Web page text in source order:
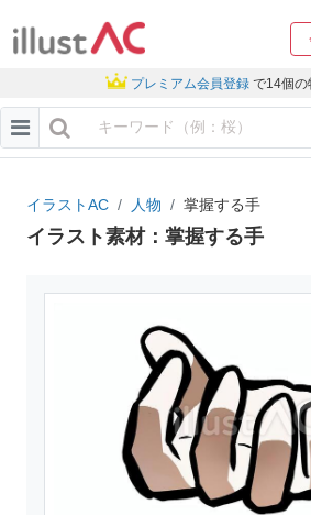
プレミアム会員登録 で14個の
イラストAC 人物 掌握する手
イラスト素材：掌握する手